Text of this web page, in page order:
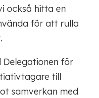
också hitta en
för att rulla
Delegationen för
till
samverkan med